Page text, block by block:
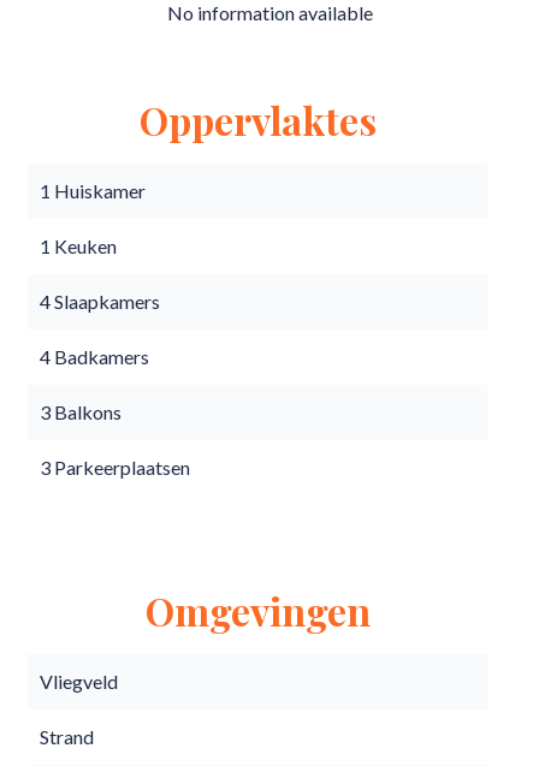
No information available
Oppervlaktes
1 Huiskamer
1 Keuken
4 Slaapkamers
4 Badkamers
3 Balkons
3 Parkeerplaatsen
Omgevingen
Vliegveld
Strand